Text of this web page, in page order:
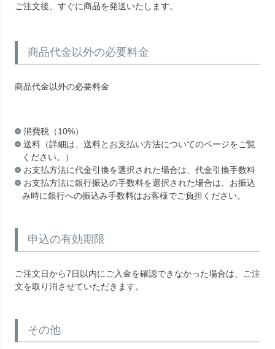
ご注文後、すぐに商品を発送いたします。
商品代金以外の必要料金
商品代金以外の必要料金
消費税（10%）
送料（詳細は、送料とお支払い方法についてのページをご覧
ください。）
お支払方法に代金引換を選択された場合は、代金引換手数料
お支払方法に銀行振込の手数料を選択された場合は、お振込
み時に銀行への振込み手数料はお客様でご負担ください。
申込の有効期限
ご注文日から7日以内にご入金を確認できなかった場合は、ご注
文を取り消させていただきます。
その他